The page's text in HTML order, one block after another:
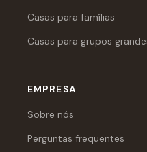
Casas para famílias
Casas para grupos
EMPRESA
Sobre nós
Perguntas frequentes